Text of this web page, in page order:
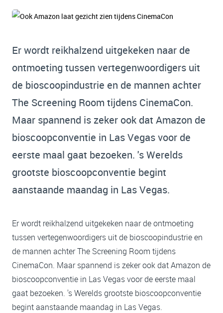
Er wordt reikhalzend uitgekeken naar de
ontmoeting tussen vertegenwoordigers uit
de bioscoopindustrie en de mannen achter
The Screening Room tijdens CinemaCon.
Maar spannend is zeker ook dat Amazon de
bioscoopconventie in Las Vegas voor de
eerste maal gaat bezoeken. 's Werelds
grootste bioscoopconventie begint
aanstaande maandag in Las Vegas.
Er wordt reikhalzend uitgekeken naar de ontmoeting
tussen vertegenwoordigers uit de bioscoopindustrie en
de mannen achter The Screening Room tijdens
CinemaCon. Maar spannend is zeker ook dat Amazon de
bioscoopconventie in Las Vegas voor de eerste maal
gaat bezoeken. 's Werelds grootste bioscoopconventie
begint aanstaande maandag in Las Vegas.